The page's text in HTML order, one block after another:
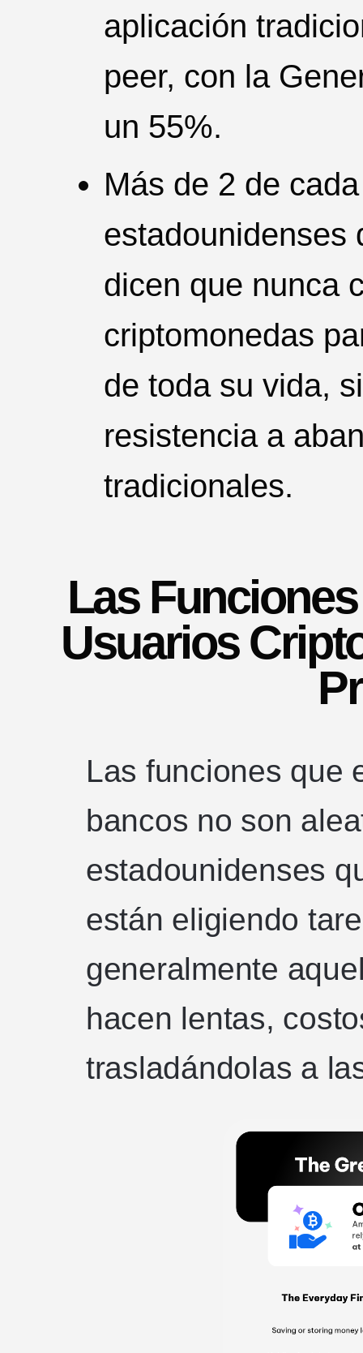
aplicación
peer, con la
un 55%.
Más de 2 de
estadounidenses
dicen que nunca
criptomonedas
de toda su vida,
resistencia a
tradicionales.
Las
Usuarios
Las funciones que
bancos no son
estadounidenses
están eligiendo
generalmente
hacen lentas,
trasladándolas a